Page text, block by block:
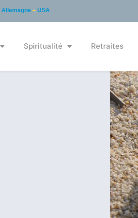
Allemagne– USA
Spiritualité Retraites